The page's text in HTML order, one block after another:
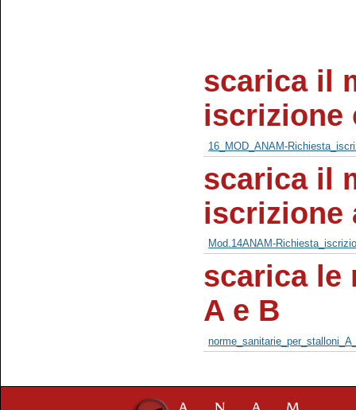
scarica il
iscrizione
16_MOD_ANAM-
scarica il
iscrizione
Mod.14ANAM-
scarica le
A e B